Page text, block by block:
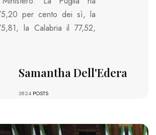
per cento dei sì, la
la Calabria il 77,52,
Samantha Dell'Edera
3824 POSTS